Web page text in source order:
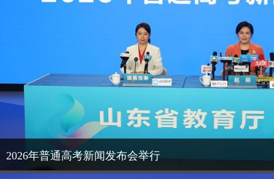
2026年普通高考新闻发布会举行